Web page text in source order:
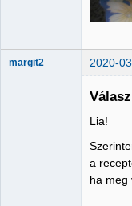
margit2 2020-
Lia!
a
ha meg